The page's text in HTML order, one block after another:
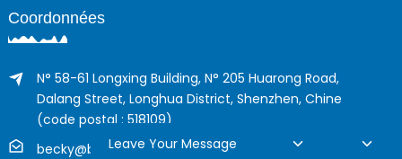
Coordonnées
N° 58-61 Longxing Building, N° 205 Huarong Road,
Dalang Street, Longhua District, Shenzhen, Chine
(code postal : 518109)
becky@boyingcable.com
Leave Your Message